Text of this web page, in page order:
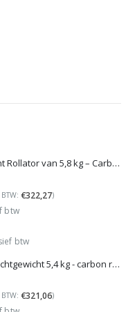
Homecare lichtgewicht Rollator van 5,8 kg – Carbon rollator tot 150 kg draaggewicht – Dubbel opvouwbaar en inclusief reistas - Rood
€322,27)
btw
btw
Homecare premium lichtgewicht 5,4 kg - carbon rollator - 150 kg draaggewicht - Opvouwbaar - Groen - incl stokhouder
€321,06)